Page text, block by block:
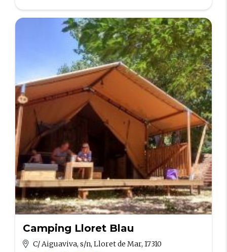
Camping Lloret Blau
C/ Aiguaviva, s/n, Lloret de Mar, 17310